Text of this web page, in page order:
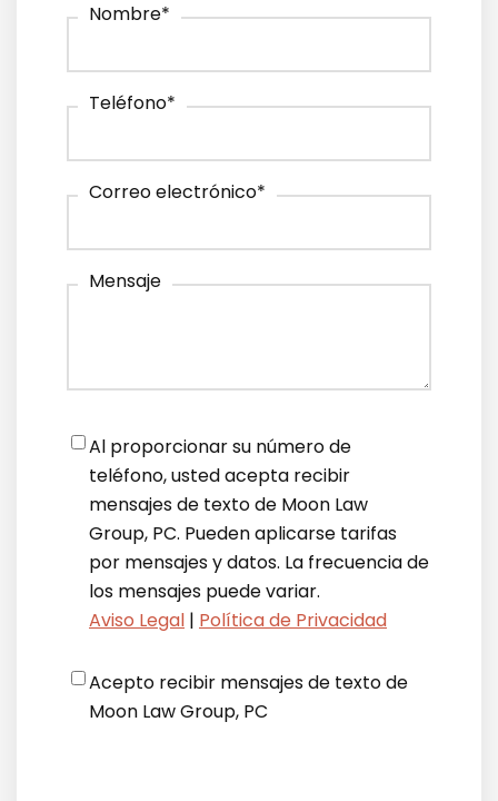
Nombre*
Teléfono*
Correo electrónico*
Mensaje
Al proporcionar su número de
teléfono, usted acepta recibir
mensajes de texto de Moon Law
Group, PC. Pueden aplicarse tarifas
por mensajes y datos. La frecuencia de
los mensajes puede variar.
Aviso Legal | Política de Privacidad
Acepto recibir mensajes de texto de
Moon Law Group, PC